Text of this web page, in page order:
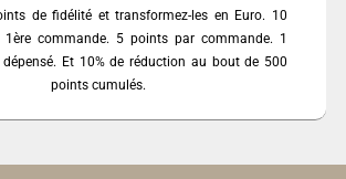
de fidélité et transformez-les en Euro. 10
commande. 5 points par commande. 1
Et 10% de réduction au bout de 500
points cumulés.